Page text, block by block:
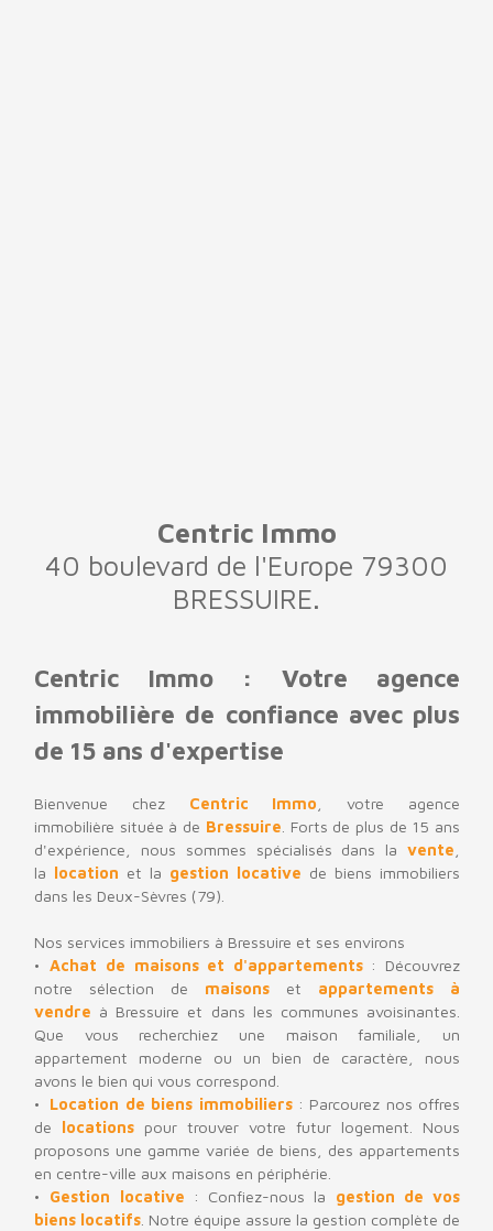
Centric Immo
40 boulevard de l'Europe 79300
BRESSUIRE.
Centric Immo : Votre agence
immobilière de confiance avec plus
de 15 ans d'expertise
Bienvenue chez Centric Immo , votre
agence
immobilière située à de Bressuire . Forts de plus de 15 ans
d'expérience, nous sommes spécialisés dans la vente
la location et la gestion locative de biens immobiliers
dans les Deux-Sèvres (79)
Nos services immobiliers à Bressuire et ses environs
Achat de maisons et d'appartements : Découvrez
notre sélection de
maisons et
appartements à
vendre à Bressuire et dans les communes avoisinantes.
Que vous recherchiez une maison familiale, un
appartement moderne ou un bien de caractère, nous
avons le bien qui vous correspond.
Location de biens immobiliers : Parcourez nos offres
de
locations pour trouver votre futur logement. Nous
proposons une gamme variée de biens, des appartements
en centre-ville aux maisons en périphérie.
Gestion locative
: Confiez-nous la
gestion de vos
biens locatifs . Notre équipe assure la gestion complète de